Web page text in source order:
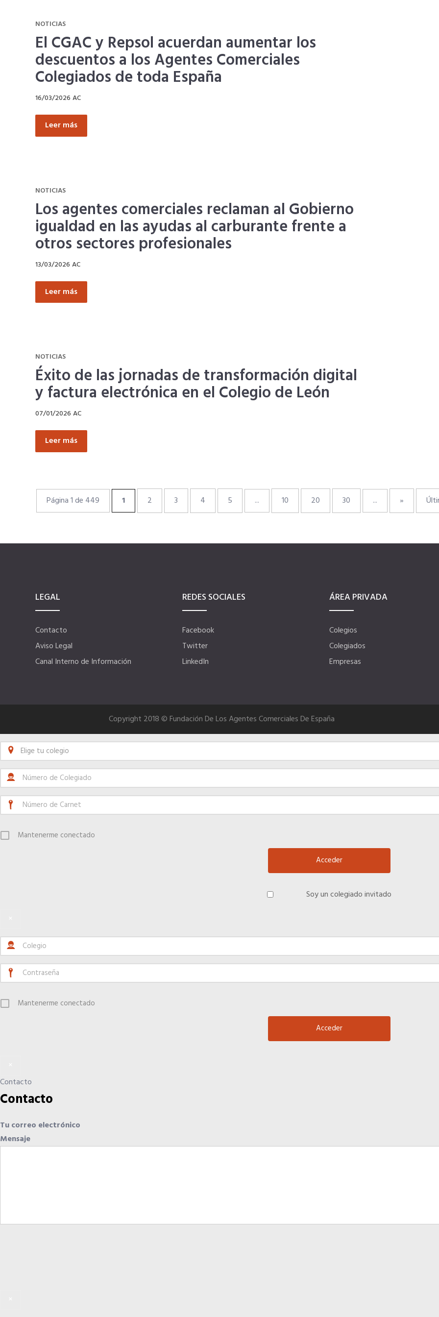
NOTICIAS
El CGAC y Repsol acuerdan aumentar los
descuentos a los Agentes Comerciales
Colegiados de toda España
16/03/2026 AC
Leer más
NOTICIAS
Los agentes comerciales reclaman al Gobierno
igualdad en las ayudas al carburante frente a
otros sectores profesionales
13/03/2026 AC
Leer más
NOTICIAS
Éxito de las jornadas de transformación digital
y factura electrónica en el Colegio de León
07/01/2026 AC
Leer más
Página 1 de 449 1 2 3 4 5 ... 10 20 30 ... »
LEGAL
Contacto
Aviso Legal
Canal Interno de Información
REDES SOCIALES
Facebook
Twitter
LinkedIn
ÁREA PRIVADA
Colegios
Colegiados
Empresas
Copyright 2018 © Fundación De Los Agentes Comerciales De España
Elige tu colegio
Mantenerme conectado
Soy un colegiado invitado
Mantenerme conectado
Contacto
Contacto
Tu correo electrónico
Mensaje